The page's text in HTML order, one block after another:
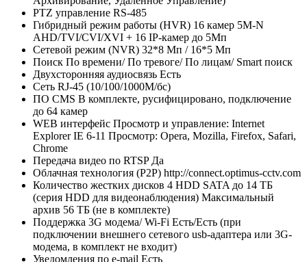
PTZ управление RS-485
Гибридный режим работы (HVR) 16 камер 5M-N
AHD/TVI/CVI/XVI + 16 IP-камер до 5Мп
Сетевой режим (NVR) 32*8 Мп / 16*5 Мп
Поиск По времени/ По тревоге/ По лицам/ Smart поиск
Двухсторонняя аудиосвязь Есть
Сеть RJ-45 (10/100/1000М/бс)
ПО CMS В комплекте, русифицировано, подключение
до 64 камер
WEB интерфейс Просмотр и управление: Internet
Explorer IE 6-11 Просмотр: Opera, Mozilla, Firefox, Safari,
Chrome
Передача видео по RTSP Да
Облачная технология (P2P) http://connect.optimus-cctv.com
Количество жестких дисков 4 HDD SATA до 14 ТБ
(серия HDD для видеонаблюдения) Максимальный
архив 56 TБ (не в комплекте)
Поддержка 3G модема/ Wi-Fi Есть/Есть (при
подключении внешнего сетевого usb-адаптера или 3G-
модема, в комплект не входит)
Уведомления по e-mail Есть